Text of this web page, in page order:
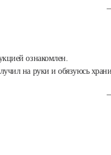
ознакомлен.
на руки и обязуюсь